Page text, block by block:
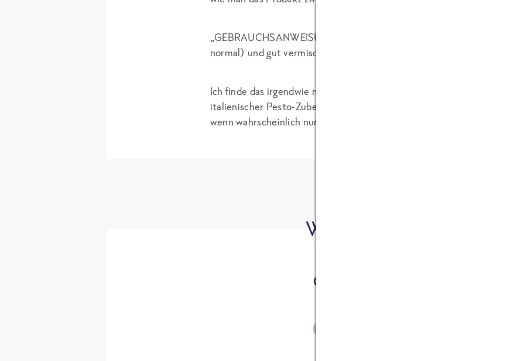
„GEBRAUCHSANWEISUNG: Vermengen den Pesto (die evtl.
normal) und gut vermischen (…)“
Ich finde das irgendwie niedlich und authentisch. Man kann sich
italienischer Pesto-Zubereiter mühselig versucht, seine Köstlichkeit in
wenn wahrscheinlich nur die Übersetzungsagentur etwas nachlässig war.
Wer hat's geschrieben?
Caren Schlichting